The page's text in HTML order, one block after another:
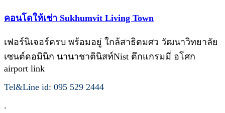
คอนโดให้เช่า Sukhumvit Living Town
เฟอร์นิเจอร์ครบ พร้อมอยู่ ใกล้สาธิตมศว วัฒนาวิทยาลัย
เซนต์ดอมินิก นานาชาตินิสท์Nist ตึกแกรมมี่ อโศก
airport link
Tel&Line id: 095 529 2444
.